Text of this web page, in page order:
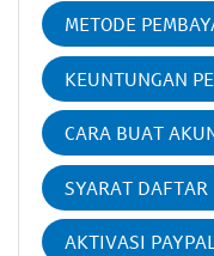
METODE
KEUNTUNGAN
CARA BUAT
SYARAT DAFTAR
AKTIVASI